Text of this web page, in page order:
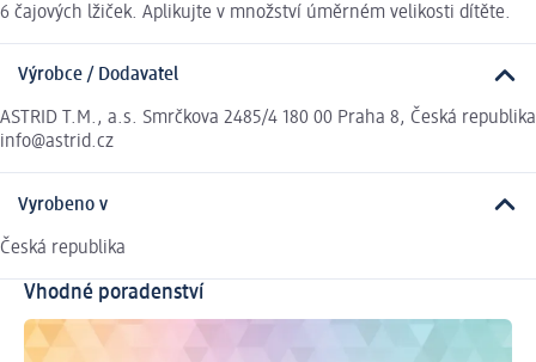
6 čajových lžiček. Aplikujte v množství úměrném velikosti dítěte.
Výrobce / Dodavatel
ASTRID T.M., a.s. Smrčkova 2485/4 180 00 Praha 8, Česká republika
info@astrid.cz
Vyrobeno v
Česká republika
Vhodné poradenství